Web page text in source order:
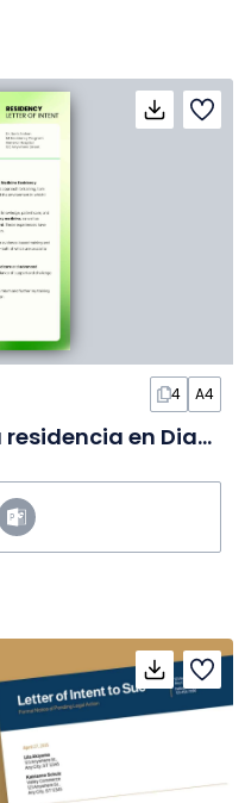
4 A4
Carta de intención para residencia en Diapositivas